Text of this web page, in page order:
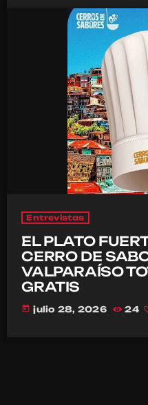
Entrevistas
EL PLATO
CERRO DE
VALPARAÍSO
GRATIS
today julio 28, 2026 24